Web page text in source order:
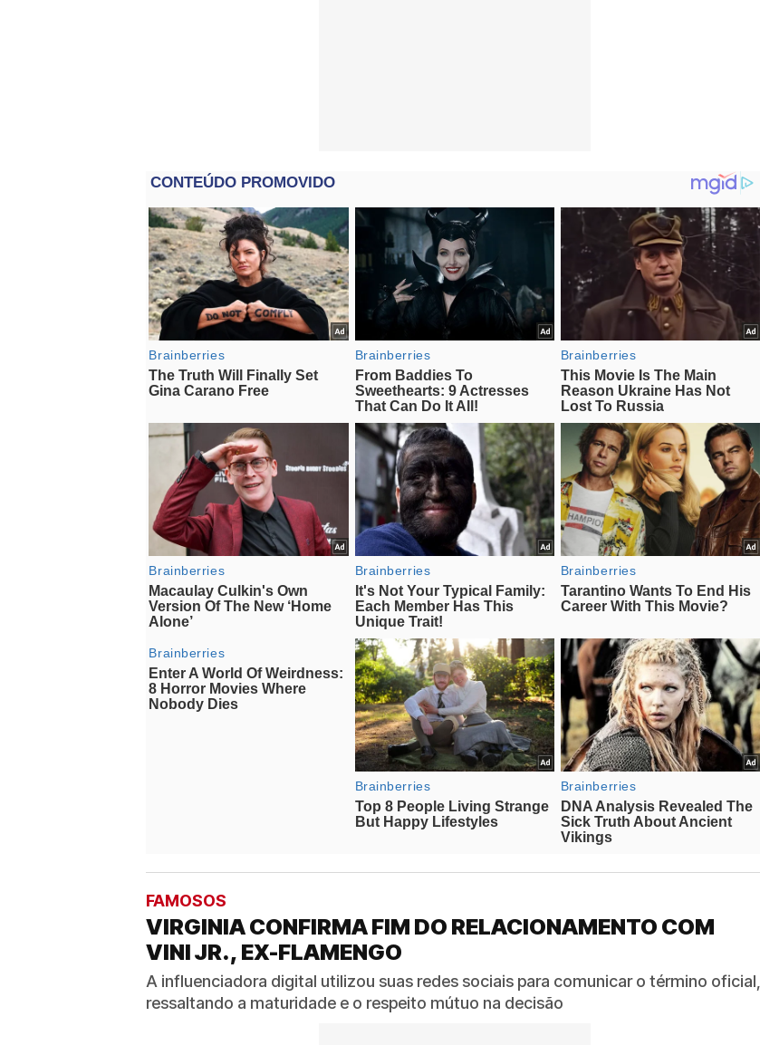
FAMOSOS
VIRGINIA CONFIRMA FIM DO RELACIONAMENTO COM
VINI JR., EX-FLAMENGO
A influenciadora digital utilizou suas redes sociais para comunicar o término oficial,
ressaltando a maturidade e o respeito mútuo na decisão